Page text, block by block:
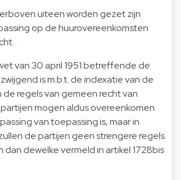
uiteen worden gezet zijn
op de huurovereenkomsten
van 30 april 1951 betreffende de
is m.b.t. de indexatie van de
de regels van gemeen recht van
mogen aldus overeenkomen
van toepassing is, maar in
de partijen geen strengere regels
dewelke vermeld in artikel 1728bis